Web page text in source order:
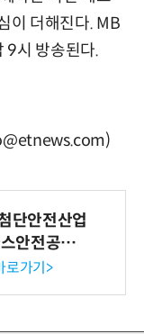
이 더해진다. MB
9시 방송된다.
단안전산업
안전공사
로가기>